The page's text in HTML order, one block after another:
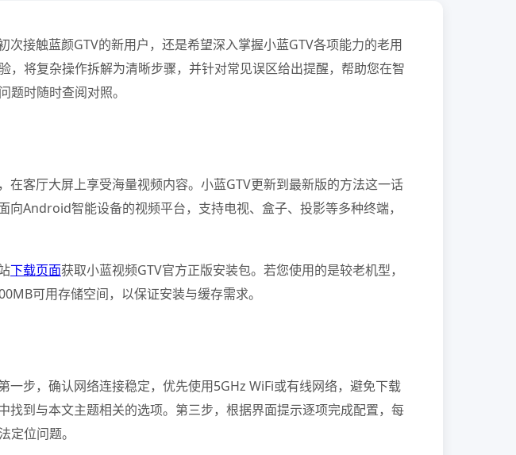
接触蓝颜GTV的新用户，还是希望深入掌握小蓝GTV各项能力的老用
将复杂操作拆解为清晰步骤，并针对常见误区给出提醒，帮助您在智
时随时查阅对照。
客厅大屏上享受海量视频内容。小蓝GTV更新到最新版的方法这一话
Android智能设备的视频平台，支持电视、盒子、投影等多种终端，
下载页面获取小蓝视频GTV官方正版安装包。若您使用的是较老机型，
可用存储空间，以保证安装与缓存需求。
步，确认网络连接稳定，优先使用5GHz WiFi或有线网络，避免下载
到与本文主题相关的选项。第三步，根据界面提示逐项完成配置，每
位问题。